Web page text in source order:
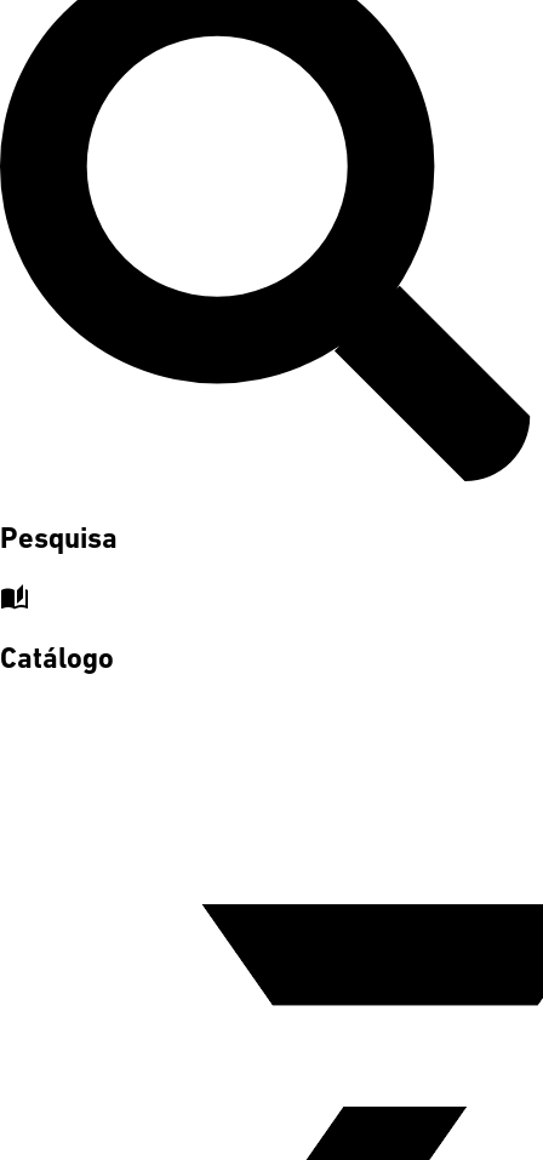
Pesquisa
auto_stories
Catálogo